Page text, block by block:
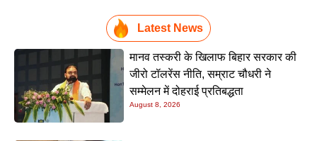
Latest News
मानव तस्करी के खिलाफ बिहार सरकार की
जीरो टॉलरेंस नीति, सम्राट चौधरी ने
सम्मेलन में दोहराई प्रतिबद्धता
August 8, 2026